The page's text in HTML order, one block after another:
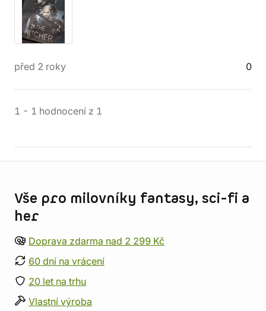
před 2 roky 0
1 - 1 hodnocení z 1
Vše pro milovníky fantasy, sci-fi a
her
Doprava zdarma nad 2 299 Kč
60 dní na vrácení
20 let na trhu
Vlastní výroba